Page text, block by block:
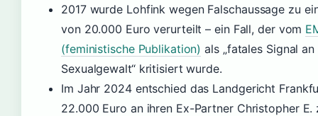
2017 wurde Lohfink wegen Falschaussage zu
von 20.000 Euro verurteilt – ein Fall, der vom
(feministische Publikation) als „fatales Signal
Sexualgewalt“ kritisiert wurde.
Im Jahr 2024 entschied das Landgericht
22.000 Euro an ihren Ex-Partner Christopher E.